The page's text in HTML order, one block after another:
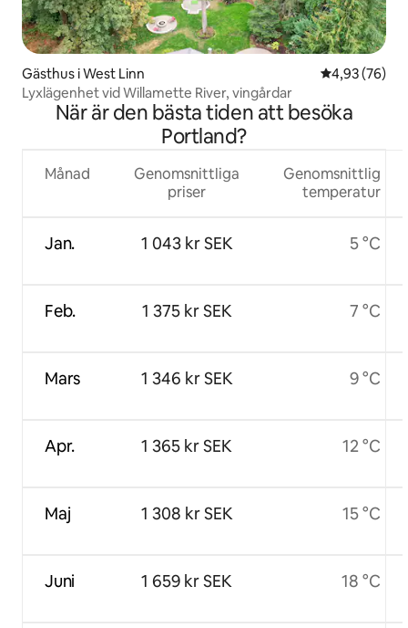
Gästhus i West Linn 4,93 av 5 i
4,93 (76)
Lyxlägenhet vid Willamette River, vingårdar
När är den bästa tiden att besöka
Portland?
Månad
Jan.
Feb.
Mars
Apr.
Maj
Juni
Genomsnittliga
priser
1 043 kr SEK
1 375 kr SEK
1 346 kr SEK
1 365 kr SEK
1 308 kr SEK
1 659 kr SEK
Genomsnittlig
temperatur
5 °C
7 °C
9 °C
12 °C
15 °C
18 °C